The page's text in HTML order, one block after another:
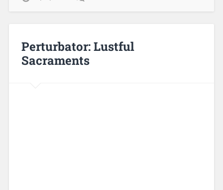
Perturbator: Lustful
Sacraments